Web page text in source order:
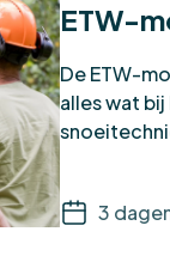
ETW-
De ETW-
alles wat
3